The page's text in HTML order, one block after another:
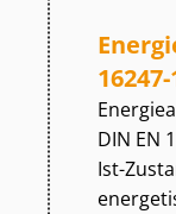
16247-
DIN EN
Ist-